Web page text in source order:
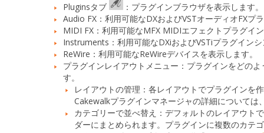
Pluginsタブ
： プラグインブラウザを表示します。
Audio FX： 利用可能なDXおよびVSTオーディオFXプ
MIDI FX： 利用可能なMFX MIDIエフェクトプラグイ
Instruments： 利用可能なDXiおよびVSTiプラグイン
ReWire： 利用可能なReWireデバイスを表示します。
プラグインレイアウトメニュー： プラグインをどの
す。
レイアウトの管理：各レイアウトでプラグインを
Cakewalkプラグインマネージャの詳細について
カテゴリーで並べ替え：デフォルトのレイアウト
ダーにまとめられます。プラグインに複数のカテ